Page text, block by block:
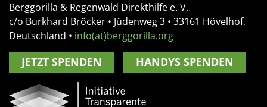
Berggorilla & Regenwald Direkthilfe e. V.
c/o Burkhard Bröcker • Jüdenweg 3 • 33161 Hövelhof,
Deutschland • info(at)berggorilla.org
JETZT SPENDEN HANDYS SPENDEN